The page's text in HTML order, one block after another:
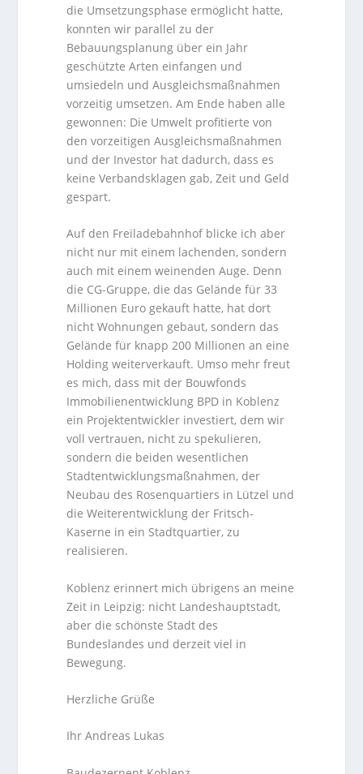
die Umsetzungsphase ermöglicht hatte,
konnten wir parallel zu der
Bebauungsplanung über ein Jahr
geschützte Arten einfangen und
umsiedeln und Ausgleichsmaßnahmen
vorzeitig umsetzen. Am Ende haben alle
gewonnen: Die Umwelt profitierte von
den vorzeitigen Ausgleichsmaßnahmen
und der Investor hat dadurch, dass es
keine Verbandsklagen gab, Zeit und Geld
gespart.
Auf den Freiladebahnhof blicke ich aber
nicht nur mit einem lachenden, sondern
auch mit einem weinenden Auge. Denn
die CG-Gruppe, die das Gelände für 33
Millionen Euro gekauft hatte, hat dort
nicht Wohnungen gebaut, sondern das
Gelände für knapp 200 Millionen an eine
Holding weiterverkauft. Umso mehr freut
es mich, dass mit der Bouwfonds
Immobilienentwicklung BPD in Koblenz
ein Projektentwickler investiert, dem wir
voll vertrauen, nicht zu spekulieren,
sondern die beiden wesentlichen
Stadtentwicklungsmaßnahmen, der
Neubau des Rosenquartiers in Lützel und
die Weiterentwicklung der Fritsch-
Kaserne in ein Stadtquartier, zu
realisieren.
Koblenz erinnert mich übrigens an meine
Zeit in Leipzig: nicht Landeshauptstadt,
aber die schönste Stadt des
Bundeslandes und derzeit viel in
Bewegung.
Herzliche Grüße
Ihr Andreas Lukas